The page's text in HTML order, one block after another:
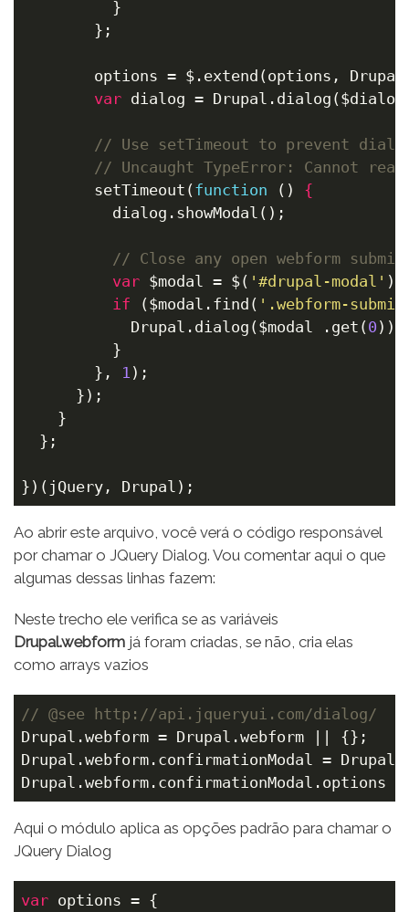
          }
        };
options = $.extend(options,
var dialog =
// Use setTimeout to prevent
// Uncaught TypeError: Cannot
        setTimeout(
function ()
{
          dialog.showModal();
// Close any open webform
var $modal = $( '#drupal-modal' );
if ($modal.find( '.webform-
            Drupal.dialog($modal .get(
0
          }
        },
1 );
      });
    }
  };
})(jQuery, Drupal);
Ao abrir este arquivo, você verá o código responsável
por chamar o JQuery Dialog. Vou comentar aqui o que
algumas dessas linhas fazem:
Neste trecho ele verifica se as variáveis
Drupal.webform já foram criadas, se não, cria elas
como arrays vazios
// @see http://api.jqueryui.com/dialog/
Drupal.webform = Drupal.webform || {};
Drupal.webform.confirmationModal =
Aqui o módulo aplica as opções padrão para chamar o
JQuery Dialog
var options = {